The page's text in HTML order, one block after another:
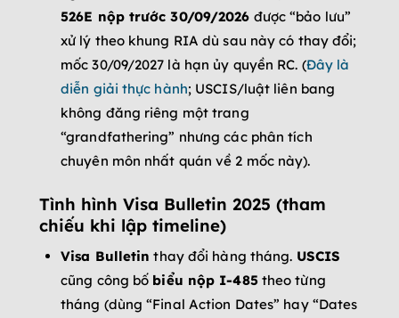
526E nộp trước 30/09/2026 được “bảo lưu”
xử lý theo khung RIA dù sau này có thay đổi;
mốc 30/09/2027 là hạn ủy quyền RC. (Đây là
diễn giải thực hành; USCIS/luật liên bang
không đăng riêng một trang
“grandfathering” nhưng các phân tích
chuyên môn nhất quán về 2 mốc này).
Tình hình Visa Bulletin 2025 (tham
chiếu khi lập timeline)
Visa Bulletin thay đổi hàng tháng. USCIS
cũng công bố biểu nộp I-485theo từng
tháng (dùng “Final Action Dates” hay “Dates